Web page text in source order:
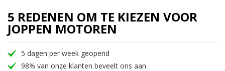
5 REDENEN OM TE KIEZEN VOOR
JOPPEN MOTOREN
5 dagen per week geopend
98% van onze klanten beveelt ons aan